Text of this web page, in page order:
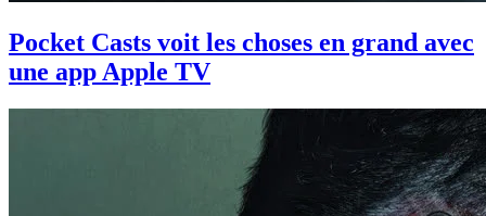
Pocket Casts voit les choses en grand avec
une app Apple TV